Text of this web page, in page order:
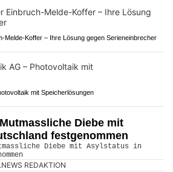
Melde-Koffer – Ihre Lösung gegen Serieneinbrecher
mit Speicherlösungen
Diebe mit
festgenommen
REDAKTION